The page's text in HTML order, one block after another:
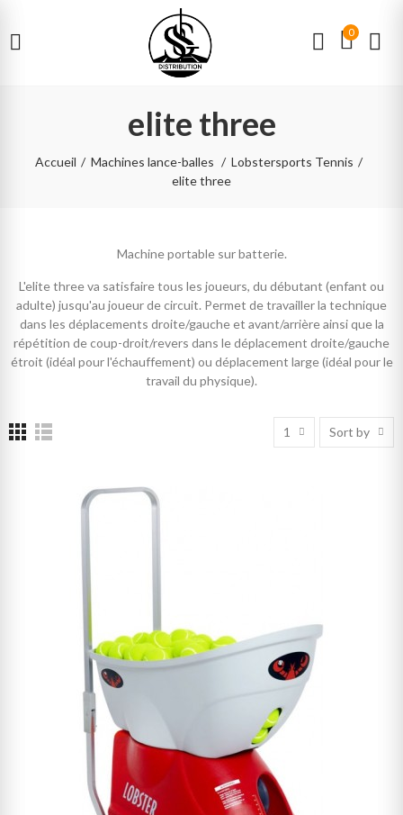
0
elite three
Accueil Machines lance-balles
Lobstersports Tennis
elite three
Machine portable sur batterie.
L'elite three va satisfaire tous les joueurs, du débutant (enfant ou
adulte) jusqu'au joueur de circuit. Permet de travailler la technique
dans les déplacements droite/gauche et avant/arrière ainsi que la
répétition de coup-droit/revers dans le déplacement droite/gauche
étroit (idéal pour l'échauffement) ou déplacement large (idéal pour le
travail du physique).
1 Sort by